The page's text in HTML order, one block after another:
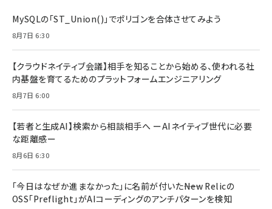
MySQLの「ST_Union()」でポリゴンを合体させてみよう
8月7日 6:30
【クラウドネイティブ会議】相手を知ることから始める、使われる社
内基盤を育てるためのプラットフォームエンジニアリング
8月7日 6:00
【若者と生成AI】検索から相談相手へ ーAIネイティブ世代に必要
な距離感ー
8月6日 6:30
「今日はなぜか進まなかった」に名前が付いた――New Relicの
OSS「Preflight」がAIコーディングのアンチパターンを検知